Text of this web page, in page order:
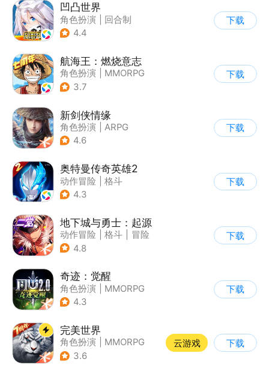
凹凸世界
角色扮演
回合制
| 动漫改编
4.4
下载
航海王：燃烧意志
角色扮演
MMORPG
| 奇幻
3.7
下载
新剑侠情缘
角色扮演
ARPG
| 武侠
4.6
下载
奥特曼传奇英雄2
动作冒险
格斗
| 奥特曼
4.3
下载
地下城与勇士：起源
动作冒险 格斗
冒险
| 地下城与勇士
4.8
下载
奇迹：觉醒
角色扮演
MMORPG
| 奇迹
4.3
下载
完美世界
角色扮演
MMORPG
| 奇幻
3.6
云游戏 下载